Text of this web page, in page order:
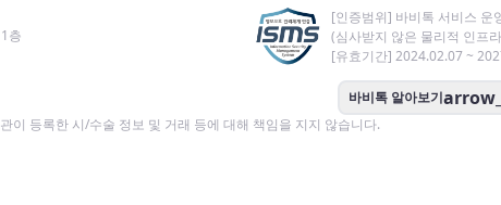
층
[인증범위] 바비톡 서비스 운
(심사받지 않은 물리적 인프
[유효기간] 2024.02.07 ~
바비톡 알아보기
이 등록한 시/수술 정보 및 거래 등에 대해 책임을 지지 않습니다.